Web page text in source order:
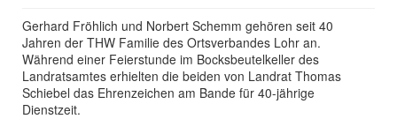
Gerhard Fröhlich und Norbert Schemm gehören seit 40
Jahren der THW Familie des Ortsverbandes Lohr an.
Während einer Feierstunde im Bocksbeutelkeller des
Landratsamtes erhielten die beiden von Landrat Thomas
Schiebel das Ehrenzeichen am Bande für 40-jährige
Dienstzeit.